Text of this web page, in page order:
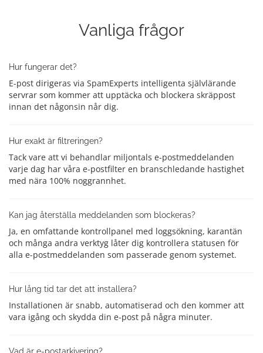
Vanliga frågor
Hur fungerar det?
E-post dirigeras via SpamExperts intelligenta självlärande
servrar som kommer att upptäcka och blockera skräppost
innan det någonsin når dig.
Hur exakt är filtreringen?
Tack vare att vi behandlar miljontals e-postmeddelanden
varje dag har våra e-postfilter en branschledande hastighet
med nära 100% noggrannhet.
Kan jag återställa meddelanden som blockeras?
Ja, en omfattande kontrollpanel med loggsökning, karantän
och många andra verktyg låter dig kontrollera statusen för
alla e-postmeddelanden som passerade genom systemet.
Hur lång tid tar det att installera?
Installationen är snabb, automatiserad och den kommer att
vara igång och skydda din e-post på några minuter.